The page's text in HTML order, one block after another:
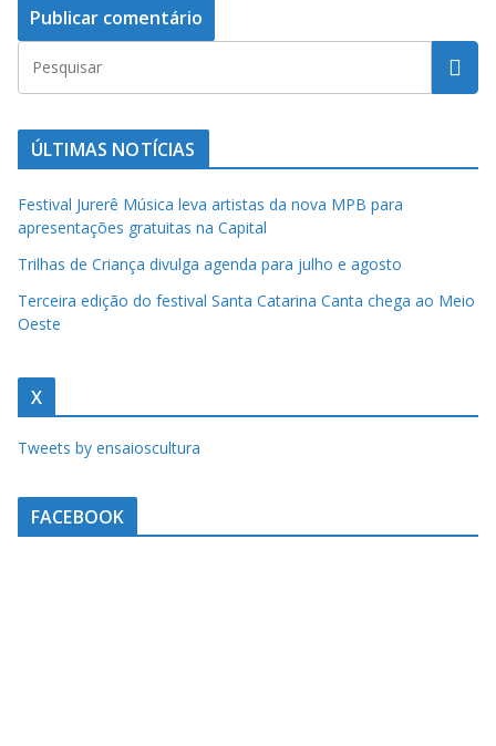
ÚLTIMAS NOTÍCIAS
Festival Jurerê Música leva artistas da nova MPB para
apresentações gratuitas na Capital
Trilhas de Criança divulga agenda para julho e agosto
Terceira edição do festival Santa Catarina Canta chega ao Meio
Oeste
X
Tweets by ensaioscultura
FACEBOOK